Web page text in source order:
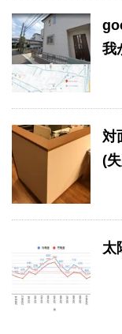
我
対
(
太